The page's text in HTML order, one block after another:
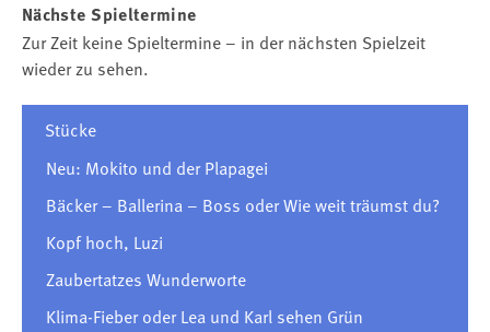
Nächste Spieltermine
Zur Zeit keine Spieltermine – in der nächsten Spielzeit
wieder zu sehen.
Stücke
Neu: Mokito und der Plapagei
Bäcker – Ballerina – Boss oder Wie weit träumst du?
Kopf hoch, Luzi
Zaubertatzes Wunderworte
Klima-Fieber oder Lea und Karl sehen Grün